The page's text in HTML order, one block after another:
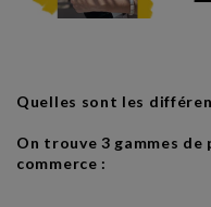
Quelles sont les
On trouve 3 gammes
commerce :